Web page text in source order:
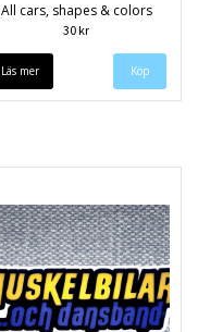
All cars, shapes & colors
30 kr
Läs mer